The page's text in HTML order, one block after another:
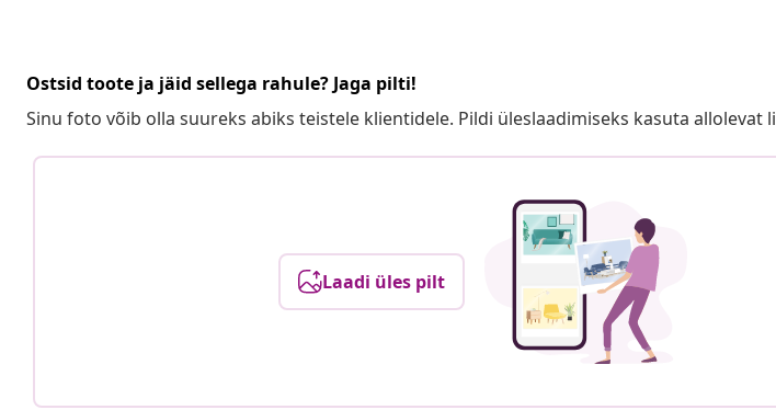
Ostsid toote ja jäid sellega rahule? Jaga pilti!
Sinu foto võib olla suureks abiks teistele klientidele. Pildi üleslaadimiseks kasuta allolevat
Laadi üles pilt